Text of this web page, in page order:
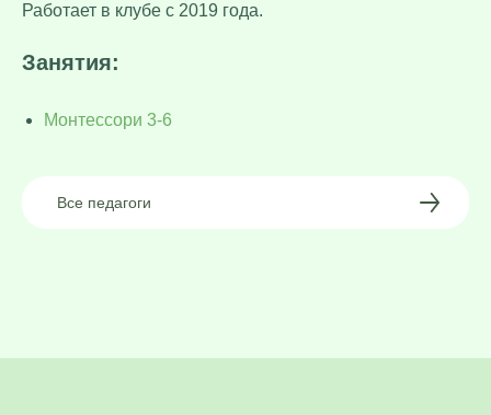
Работает в клубе с 2019 года.
Занятия:
Монтессори 3-6
Все педагоги